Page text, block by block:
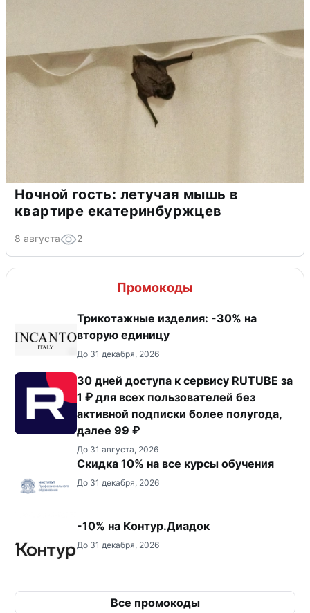
Ночной гость: летучая мышь в
квартире екатеринбуржцев
8 августа 2
Промокоды
Трикотажные изделия: -30% на
вторую единицу
До 31 декабря, 2026
30 дней доступа к сервису RUTUBE за
1 ₽ для всех пользователей без
активной подписки более полугода,
далее 99 ₽
До 31 августа, 2026
Скидка 10% на все курсы обучения
До 31 декабря, 2026
-10% на Контур.Диадок
До 31 декабря, 2026
Все промокоды